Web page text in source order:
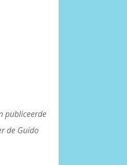
publiceerde
de Guido